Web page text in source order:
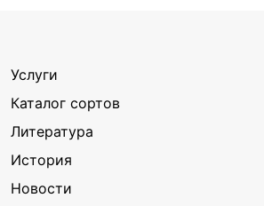
Услуги
Каталог сортов
Литература
История
Новости